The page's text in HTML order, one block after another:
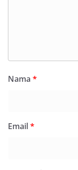
Nama *
Email*